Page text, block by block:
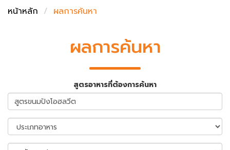
หน้าหลัก
ผลการค้นหา
ผลการค้นหา
สูตรอาหารที่ต้องการค้นหา